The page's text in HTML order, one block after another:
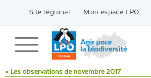
contenu
Site régional Mon espace LPO
« Les observations de novembre 2017